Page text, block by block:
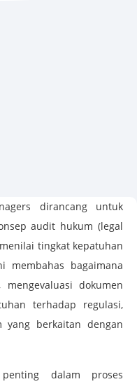
dirancang untuk
audit hukum (legal
tingkat kepatuhan
membahas bagaimana
dokumen
terhadap regulasi,
yang berkaitan dengan
dalam proses